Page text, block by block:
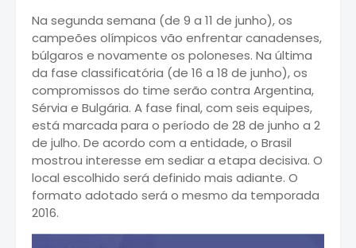
Na segunda semana (de 9 a 11 de junho), os
campeões olímpicos vão enfrentar canadenses,
búlgaros e novamente os poloneses. Na última
da fase classificatória (de 16 a 18 de junho), os
compromissos do time serão contra Argentina,
Sérvia e Bulgária. A fase final, com seis equipes,
está marcada para o período de 28 de junho a 2
de julho. De acordo com a entidade, o Brasil
mostrou interesse em sediar a etapa decisiva. O
local escolhido será definido mais adiante. O
formato adotado será o mesmo da temporada
2016.